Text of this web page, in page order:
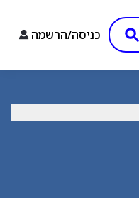
כניסה/הרשמה